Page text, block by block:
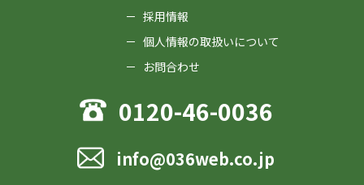
採用情報
個人情報の取扱いについて
お問合わせ
0120-46-0036
info@036web.co.jp